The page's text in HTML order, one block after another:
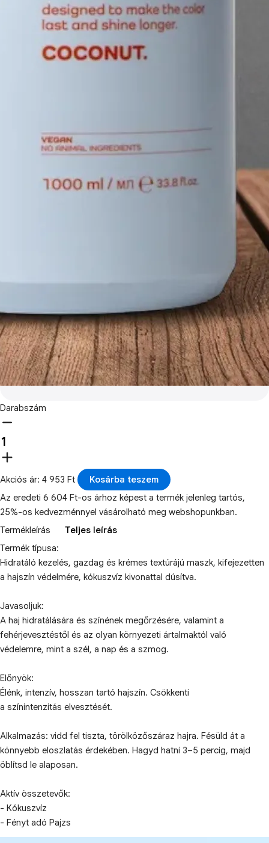
Darabszám
Akciós ár: 4 953 Ft
Kosárba teszem
Az eredeti 6 604 Ft-os árhoz képest a termék jelenleg tartós,
25%-os kedvezménnyel vásárolható meg webshopunkban.
Termékleírás
Teljes leírás
Termék típusa:
Hidratáló kezelés, gazdag és krémes textúrájú maszk, kifejezetten
a hajszín védelmére, kókuszvíz kivonattal dúsítva.
Javasoljuk:
A haj hidratálására és színének megőrzésére, valamint a
fehérjevesztéstől és az olyan környezeti ártalmaktól való
védelemre, mint a szél, a nap és a szmog.
Előnyök:
Élénk, intenzív, hosszan tartó hajszín. Csökkenti
a színintenzitás elvesztését.
Alkalmazás: vidd fel tiszta, törölközőszáraz hajra. Fésüld át a
könnyebb eloszlatás érdekében. Hagyd hatni 3–5 percig, majd
öblítsd le alaposan.
Aktív összetevők:
- Kókuszvíz
- Fényt adó Pajzs